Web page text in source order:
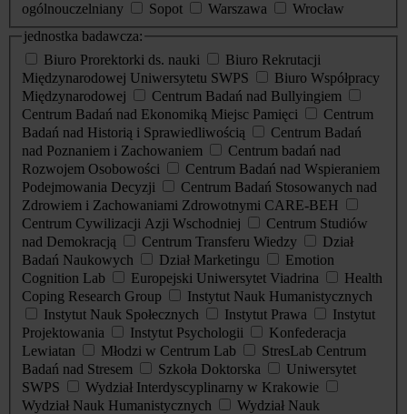
ogólnouczelniany
Sopot Warszawa
Wrocław
jednostka badawcza:
Biuro Prorektorki ds. nauki
Biuro Rekrutacji
Międzynarodowej Uniwersytetu SWPS
Biuro Współpracy
Międzynarodowej
Centrum Badań nad Bullyingiem
Centrum Badań nad Ekonomiką Miejsc Pamięci
Centrum
Badań nad Historią i Sprawiedliwością
Centrum Badań
nad Poznaniem i Zachowaniem
Centrum badań nad
Rozwojem Osobowości
Centrum Badań nad Wspieraniem
Podejmowania Decyzji
Centrum Badań Stosowanych nad
Zdrowiem i Zachowaniami Zdrowotnymi CARE-BEH
Centrum Cywilizacji Azji Wschodniej
Centrum Studiów
nad Demokracją
Centrum Transferu Wiedzy
Dział
Badań Naukowych
Dział Marketingu
Emotion
Cognition Lab
Europejski Uniwersytet Viadrina
Health
Coping Research Group
Instytut Nauk Humanistycznych
Instytut Nauk Społecznych
Instytut Prawa
Instytut
Projektowania
Instytut Psychologii
Konfederacja
Lewiatan
Młodzi w Centrum Lab
StresLab Centrum
Badań nad Stresem
Szkoła Doktorska
Uniwersytet
SWPS
Wydział Interdyscyplinarny w Krakowie
Wydział Nauk Humanistycznych
Wydział Nauk